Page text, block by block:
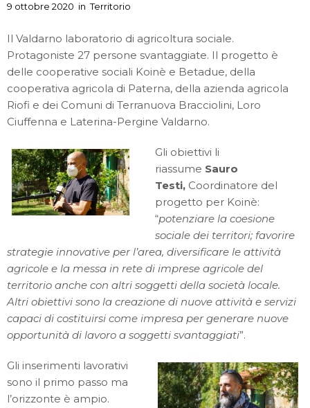
9 ottobre 2020 in Territorio
Il Valdarno laboratorio di agricoltura sociale.
Protagoniste 27 persone svantaggiate. Il progetto è
delle cooperative sociali Koinè e Betadue, della
cooperativa agricola di Paterna, della azienda agricola
Riofi e dei Comuni di Terranuova Bracciolini, Loro
Ciuffenna e Laterina-Pergine Valdarno.
Gli obiettivi li
riassume Sauro
Testi, Coordinatore del
progetto per Koinè:
“potenziare la coesione
sociale dei territori; favorire
strategie innovative per l’area, diversificare le attività
agricole e la messa in rete di imprese agricole del
territorio anche con altri soggetti della società locale.
Altri obiettivi sono la creazione di nuove attività e servizi
capaci di costituirsi come impresa per generare nuove
opportunità di lavoro a soggetti svantaggiati”.
Gli inserimenti lavorativi
sono il primo passo ma
l’orizzonte è ampio.